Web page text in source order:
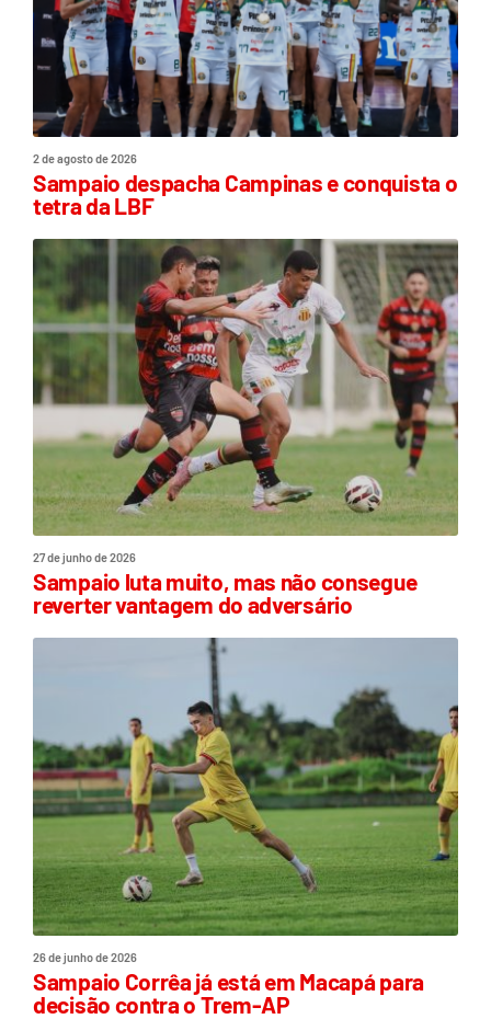
2 de agosto de 2026
Sampaio despacha Campinas e conquista o
tetra da LBF
27 de junho de 2026
Sampaio luta muito, mas não consegue
reverter vantagem do adversário
26 de junho de 2026
Sampaio Corrêa já está em Macapá para
decisão contra o Trem-AP